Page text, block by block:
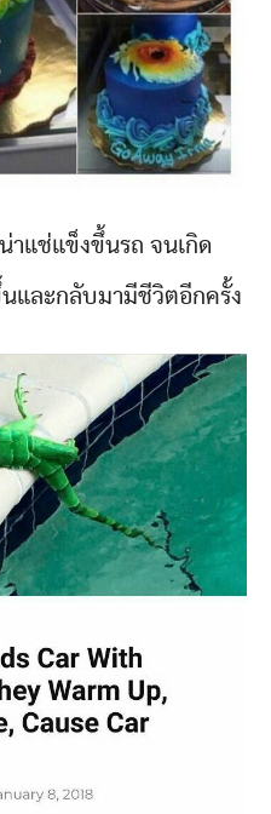
าแช่แข็งขึ้นรถ จนเกิด
และกลับมามีชีวิตอีกครั้ง